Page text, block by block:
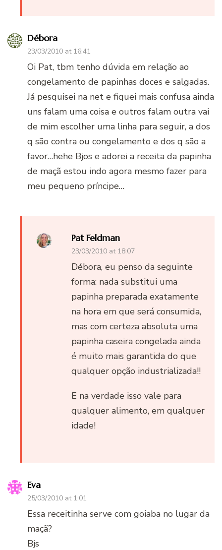
Débora
23/03/2010 at 16:41
Oi Pat, tbm tenho dúvida em relação ao
congelamento de papinhas doces e salgadas.
Já pesquisei na net e fiquei mais confusa ainda
uns falam uma coisa e outros falam outra vai
de mim escolher uma linha para seguir, a dos
q são contra ou congelamento e dos q são a
favor…hehe Bjos e adorei a receita da papinha
de maçã estou indo agora mesmo fazer para
meu pequeno príncipe…
Pat Feldman
23/03/2010 at 18:07
Débora, eu penso da seguinte
forma: nada substitui uma
papinha preparada exatamente
na hora em que será consumida,
mas com certeza absoluta uma
papinha caseira congelada ainda
é muito mais garantida do que
qualquer opção industrializada!!
E na verdade isso vale para
qualquer alimento, em qualquer
idade!
Eva
25/03/2010 at 1:01
Essa receitinha serve com goiaba no lugar da
maçã?
Bjs